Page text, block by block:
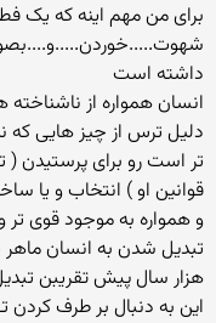
برای من مهم اینه که یک
داشته است
انسان همواره از
دلیل ترس از چیز هایی که
تر است رو برای پرستیدن (
قوانین او ) انتخاب و یا
و همواره به موجود قوی تر
هزار سال پیش تقریبن
این به دنبال بر طرف کردن